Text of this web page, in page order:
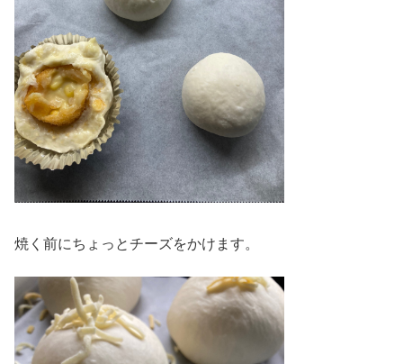
焼く前にちょっとチーズをかけます。